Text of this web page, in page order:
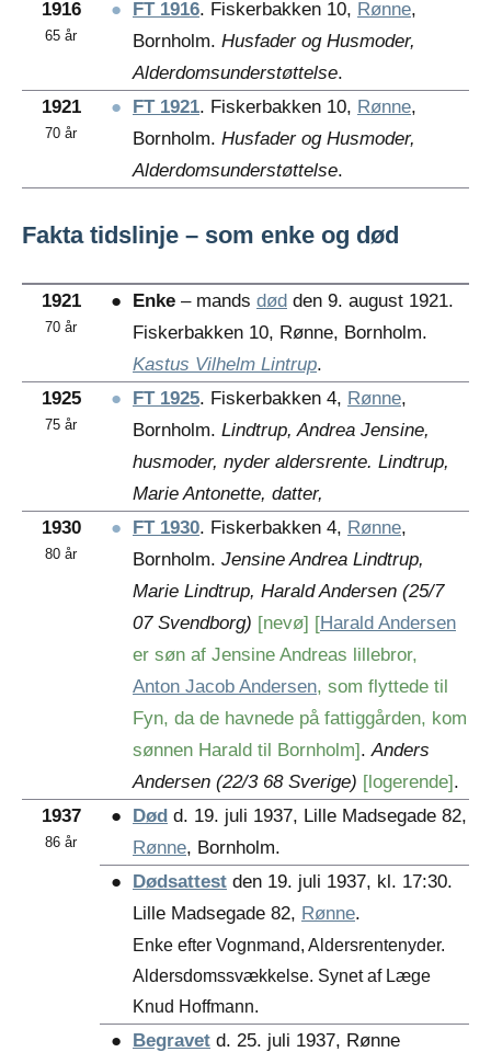
1916
65 år
● FT 1916. Fiskerbakken 10, Rønne,
Bornholm. Husfader og Husmoder,
Alderdomsunderstøttelse.
1921
70 år
● FT 1921. Fiskerbakken 10, Rønne,
Bornholm. Husfader og Husmoder,
Alderdomsunderstøttelse.
Fakta tidslinje – som enke og død
1921
70 år
● Enke – mands død den 9. august 1921.
Fiskerbakken 10, Rønne, Bornholm.
Kastus Vilhelm Lintrup.
1925
75 år
● FT 1925. Fiskerbakken 4, Rønne,
Bornholm. Lindtrup, Andrea Jensine,
husmoder, nyder aldersrente. Lindtrup,
Marie Antonette, datter,
1930
80 år
● FT 1930. Fiskerbakken 4, Rønne,
Bornholm. Jensine Andrea Lindtrup,
Marie Lindtrup, Harald Andersen (25/7
07 Svendborg) [nevø] [Harald Andersen
er søn af Jensine Andreas lillebror,
Anton Jacob Andersen, som flyttede til
Fyn, da de havnede på fattiggården, kom
sønnen Harald til Bornholm].Anders
Andersen (22/3 68 Sverige) [logerende].
1937
86 år
● Død d. 19. juli 1937, Lille Madsegade 82,
Rønne, Bornholm.
●
Dødsattest den 19. juli 1937, kl. 17:30.
Lille Madsegade 82, Rønne.
Enke efter Vognmand, Aldersrentenyder.
Aldersdomssvækkelse. Synet af Læge
Knud Hoffmann.
● Begravet d. 25. juli 1937, Rønne